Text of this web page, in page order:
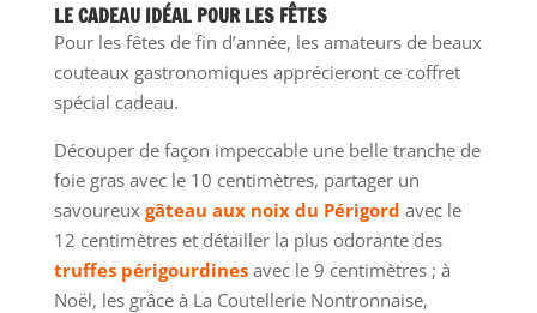
LE CADEAU IDÉAL POUR LES FÊTES
Pour les fêtes de fin d’année, les amateurs de beaux
couteaux gastronomiques apprécieront ce coffret
spécial cadeau.
Découper de façon impeccable une belle tranche de
foie gras avec le 10 centimètres, partager un
savoureux gâteau aux noix du Périgord avec le
12 centimètres et détailler la plus odorante des
truffes périgourdinesavec le 9 centimètres ; à
Noël, les grâce à La Coutellerie Nontronnaise,